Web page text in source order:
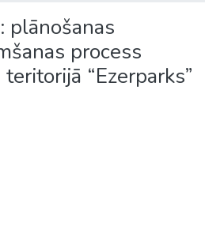
plānošanas
process
“Ezerparks”